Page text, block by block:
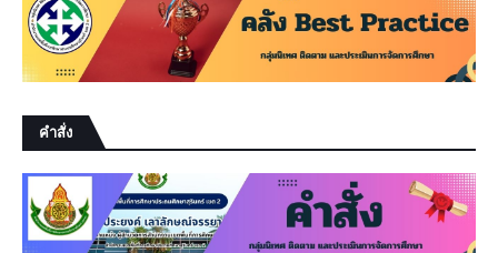
คำสั่ง